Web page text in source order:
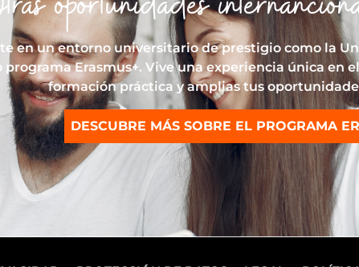
en un entorno universitario de prestigio como la
programa Erasmus+. Vive una experiencia única en
formación práctica y amplias tus
DESCUBRE MÁS SOBRE EL PROGRAMA